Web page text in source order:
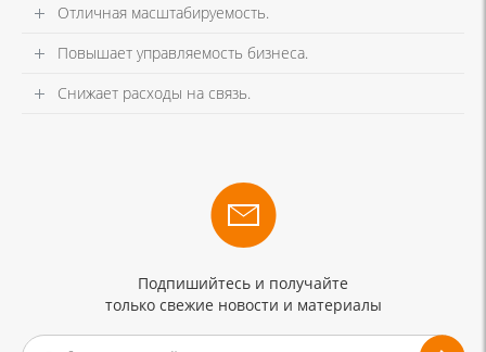
Отличная масштабируемость.
Повышает управляемость бизнеса.
Снижает расходы на связь.
Подпишийтесь и получайте
только свежие новости и материалы